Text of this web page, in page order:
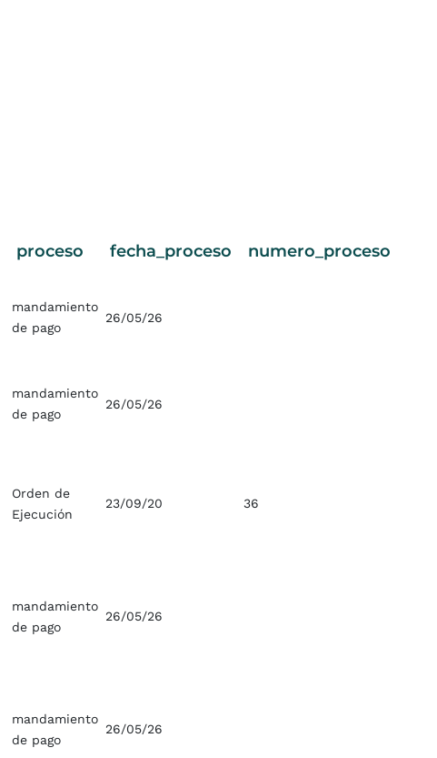
proceso fecha_proceso
numero_proceso
mandamiento
de pago
26/05/26
mandamiento
de pago
26/05/26
Orden de
Ejecución
23/09/20 36
mandamiento
de pago
26/05/26
mandamiento
de pago
26/05/26